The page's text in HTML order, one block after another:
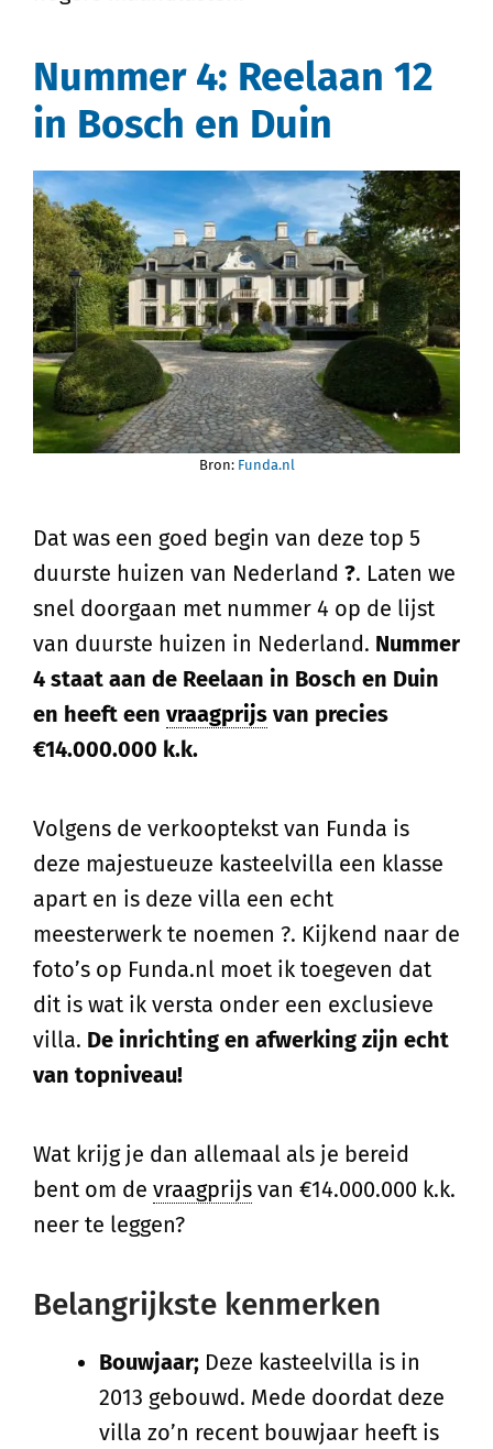
Nummer 4: Reelaan 12
in Bosch en Duin
Bron: Funda.nl
Dat was een goed begin van deze top 5
duurste huizen van Nederland ?. Laten we
snel doorgaan met nummer 4 op de lijst
van duurste huizen in Nederland. Nummer
4 staat aan de Reelaan in Bosch en Duin
en heeft een vraagprijs van precies
€14.000.000 k.k.
Volgens de verkooptekst van Funda is
deze majestueuze kasteelvilla een klasse
apart en is deze villa een echt
meesterwerk te noemen ?. Kijkend naar de
foto’s op Funda.nl moet ik toegeven dat
dit is wat ik versta onder een exclusieve
villa. De inrichting en afwerking zijn echt
van topniveau!
Wat krijg je dan allemaal als je bereid
bent om de vraagprijs van €14.000.000 k.k.
neer te leggen?
Belangrijkste kenmerken
Bouwjaar; Deze kasteelvilla is in
2013 gebouwd. Mede doordat deze
villa zo’n recent bouwjaar heeft is